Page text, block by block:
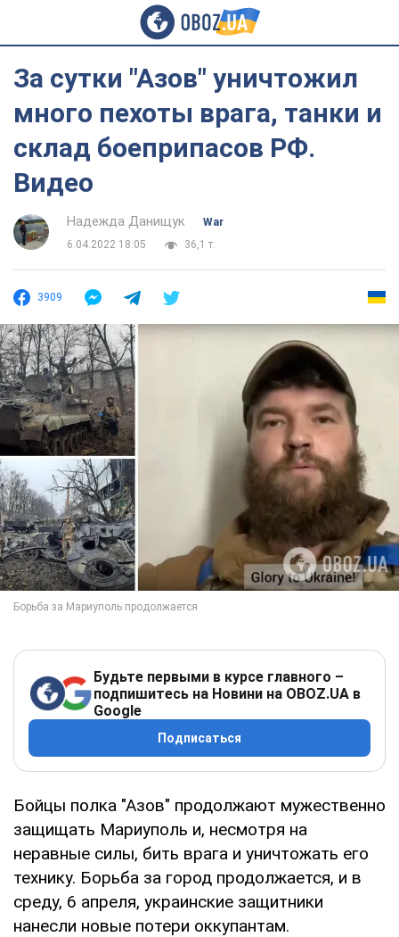
За сутки "Азов" уничтожил
много пехоты врага, танки и
склад боеприпасов РФ.
Видео
Надежда Данищук
War
6.04.2022 18:05
36,1 т.
3909
Будьте первыми в курсе главного –
подпишитесь на Новини на OBOZ.UA в
Google
Подписаться
Бойцы полка "Азов" продолжают мужественно
защищать Мариуполь и, несмотря на
неравные силы, бить врага и уничтожать его
технику. Борьба за город продолжается, и в
среду, 6 апреля, украинские защитники
нанесли новые потери оккупантам.